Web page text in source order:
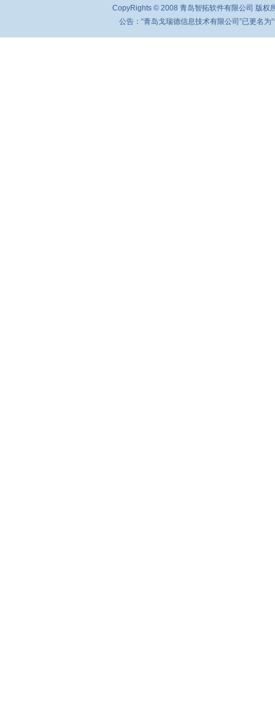
CopyRights © 2008 青岛智拓软件有限公司 版
公告：“青岛戈瑞德信息技术有限公司”已更名